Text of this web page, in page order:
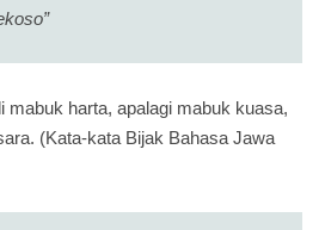
mabuk harta, apalagi mabuk kuasa,
(Kata-kata Bijak Bahasa Jawa